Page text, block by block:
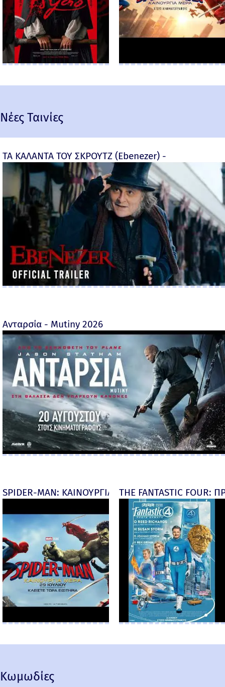
Νέες Ταινίες
ΤΑ ΚΑΛΑΝΤΑ ΤΟΥ ΣΚΡΟΥΤΖ (Ebenezer) -
Ανταρσία - Mutiny 2026
SPIDER-MAN: ΚΑΙΝΟΥΡΓΙΑ ΜΕΡΑ (Spider-Man:
THE FANTASTIC
Κωμωδίες